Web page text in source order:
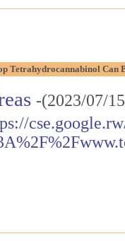
Tetrahydrocannabinol Can
-(2023/07/